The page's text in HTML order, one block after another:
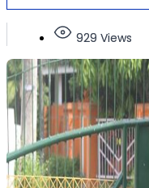
929 Views